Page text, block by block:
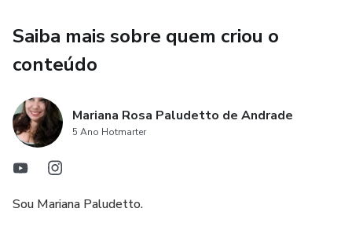
jornada de preparação.
sua motivação e disciplina para alcançar seus objetivos de
aprovação.
Encontre o equilíbrio entre estudo, descanso e autocuidado
para uma preparação eficaz e sustentável.
Saiba mais sobre quem criou o
conteúdo
Mariana Rosa Paludetto de Andrade
5 Ano Hotmarter
Sou Mariana Paludetto.